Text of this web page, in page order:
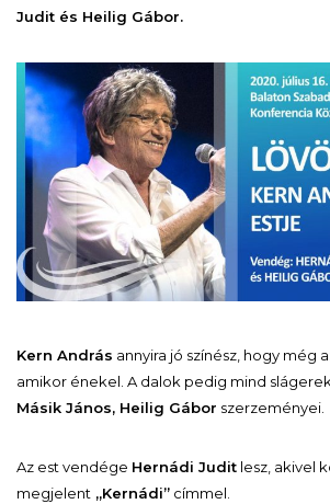
Judit és Heilig Gábor.
Kern András annyira jó színész, hogy még
amikor énekel. A dalok pedig mind
Másik János, Heilig Gábor szerzeményei.
Az est vendége Hernádi Judit lesz, akivel
megjelent „Kernádi” címmel.